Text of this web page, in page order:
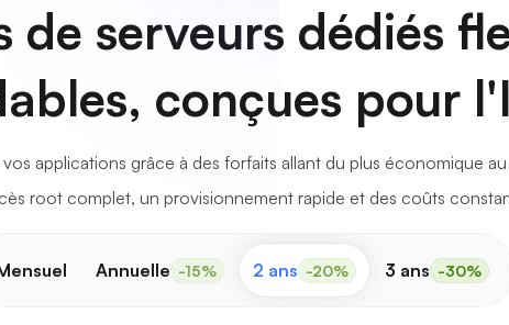
de serveurs dédiés
conçues pour
applications grâce à des forfaits allant du plus économique
root complet, un provisionnement rapide et des coûts
Annuelle -15% 2 ans -20% 3 ans -30%